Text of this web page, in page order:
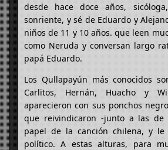
desde hace doce años,
sonriente, y sé de Eduardo y
niños de 11 y 10 años. que leen
como Neruda y conversan largo
papá Eduardo.
Los Qullapayún más conocidos
Carlitos, Hernán, Huacho y
aparecieron con sus ponchos
que reivindicaron -junto a las de
papel de la canción chilena, y le
político. A estas alturas, para